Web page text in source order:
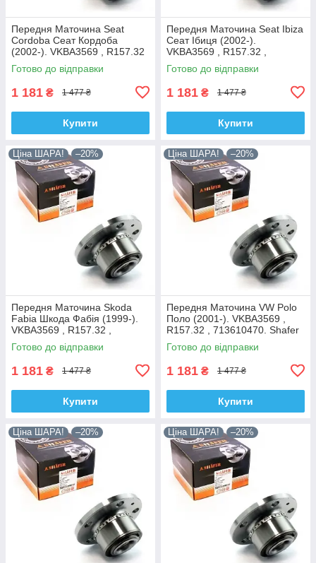
Передня Маточина Seat
Cordoba Сеат Кордоба
(2002-). VKBA3569 , R157.32
, 713610470. Shafer Австрія
Готово до відправки
1 181 ₴ 1 477 ₴
Купити
Передня Маточина Seat Ibiza
Сеат Ібиця (2002-).
VKBA3569 , R157.32 ,
713610470. Shafer Австрія
Готово до відправки
1 181 ₴ 1 477 ₴
Купити
Ціна ШАРА! –20%
Передня Маточина Skoda
Fabia Шкода Фабія (1999-).
VKBA3569 , R157.32 ,
713610470. Shafer Австрія
Готово до відправки
1 181 ₴ 1 477 ₴
Купити
Ціна ШАРА! –20%
Передня Маточина VW Polo
Поло (2001-). VKBA3569 ,
R157.32 , 713610470. Shafer
Австрія
Готово до відправки
1 181 ₴ 1 477 ₴
Купити
Ціна ШАРА! –20% Ціна ШАРА! –20%